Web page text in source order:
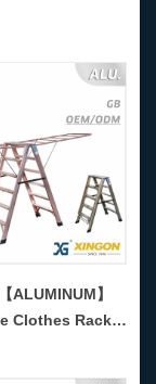
ALUMINUM】
Clothes Rack